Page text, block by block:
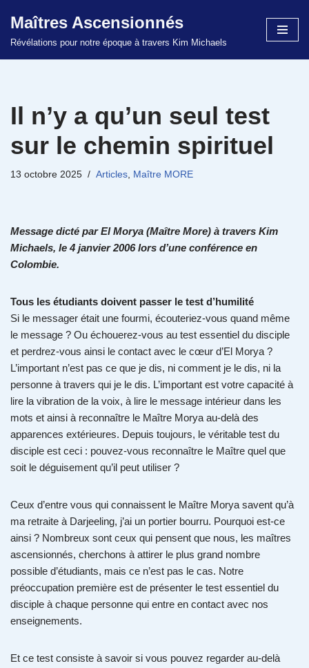
Aller
Maîtres Ascensionnés
Révélations pour notre époque à travers Kim Michaels
Il n’y a qu’un seul test
sur le chemin spirituel
13 octobre 2025 Articles, Maître MORE
Message dicté par El Morya (Maître More) à travers Kim
Michaels, le 4 janvier 2006 lors d’une conférence en
Colombie.
Tous les étudiants doivent passer le test d’humilité
Si le messager était une fourmi, écouteriez-vous quand même
le message ? Ou échouerez-vous au test essentiel du disciple
et perdrez-vous ainsi le contact avec le cœur d’El Morya ?
L’important n’est pas ce que je dis, ni comment je le dis, ni la
personne à travers qui je le dis. L’important est votre capacité à
lire la vibration de la voix, à lire le message intérieur dans les
mots et ainsi à reconnaître le Maître Morya au-delà des
apparences extérieures. Depuis toujours, le véritable test du
disciple est ceci : pouvez-vous reconnaître le Maître quel que
soit le déguisement qu’il peut utiliser ?
Ceux d’entre vous qui connaissent le Maître Morya savent qu’à
ma retraite à Darjeeling, j’ai un portier bourru. Pourquoi est-ce
ainsi ? Nombreux sont ceux qui pensent que nous, les maîtres
ascensionnés, cherchons à attirer le plus grand nombre
possible d’étudiants, mais ce n’est pas le cas. Notre
préoccupation première est de présenter le test essentiel du
disciple à chaque personne qui entre en contact avec nos
enseignements.
Et ce test consiste à savoir si vous pouvez regarder au-delà